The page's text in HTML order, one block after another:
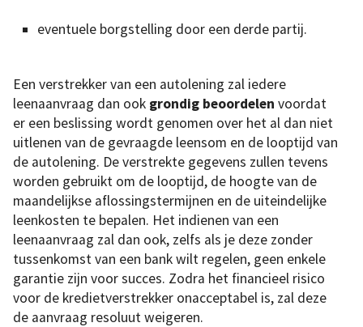
eventuele borgstelling door een derde partij.
Een verstrekker van een autolening zal iedere
leenaanvraag dan ook grondig beoordelen voordat
er een beslissing wordt genomen over het al dan niet
uitlenen van de gevraagde leensom en de looptijd van
de autolening. De verstrekte gegevens zullen tevens
worden gebruikt om de looptijd, de hoogte van de
maandelijkse aflossingstermijnen en de uiteindelijke
leenkosten te bepalen. Het indienen van een
leenaanvraag zal dan ook, zelfs als je deze zonder
tussenkomst van een bank wilt regelen, geen enkele
garantie zijn voor succes. Zodra het financieel risico
voor de kredietverstrekker onacceptabel is, zal deze
de aanvraag resoluut weigeren.